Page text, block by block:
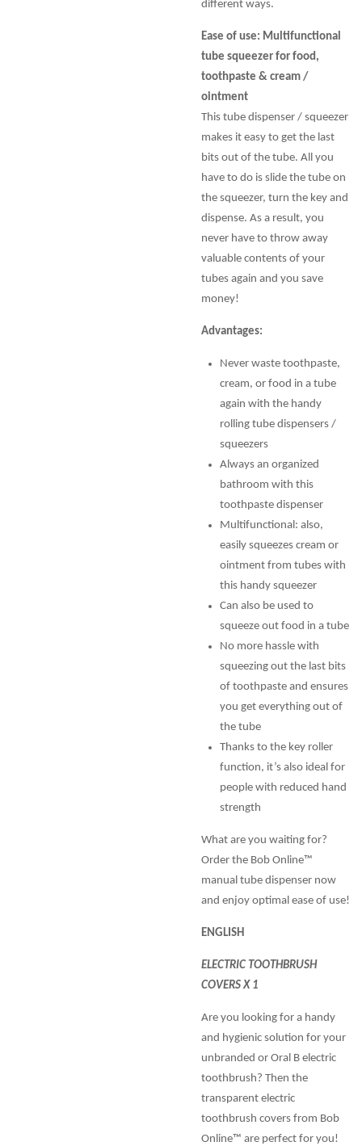
different ways.
Ease of use: Multifunctional
tube squeezer for food,
toothpaste & cream /
ointment
This tube dispenser / squeezer
makes it easy to get the last
bits out of the tube. All you
have to do is slide the tube on
the squeezer, turn the key and
dispense. As a result, you
never have to throw away
valuable contents of your
tubes again and you save
money!
Advantages:
Never waste toothpaste,
cream, or food in a tube
again with the handy
rolling tube dispensers /
squeezers
Always an organized
bathroom with this
toothpaste dispenser
Multifunctional: also,
easily squeezes cream or
ointment from tubes with
this handy squeezer
Can also be used to
squeeze out food in a tube
No more hassle with
squeezing out the last bits
of toothpaste and ensures
you get everything out of
the tube
Thanks to the key roller
function, it’s also ideal for
people with reduced hand
strength
What are you waiting for?
Order the Bob Online™
manual tube dispenser now
and enjoy optimal ease of use!
ENGLISH
ELECTRIC TOOTHBRUSH
COVERS X 1
Are you looking for a handy
and hygienic solution for your
unbranded or Oral B electric
toothbrush? Then the
transparent electric
toothbrush covers from Bob
Online™ are perfect for you!